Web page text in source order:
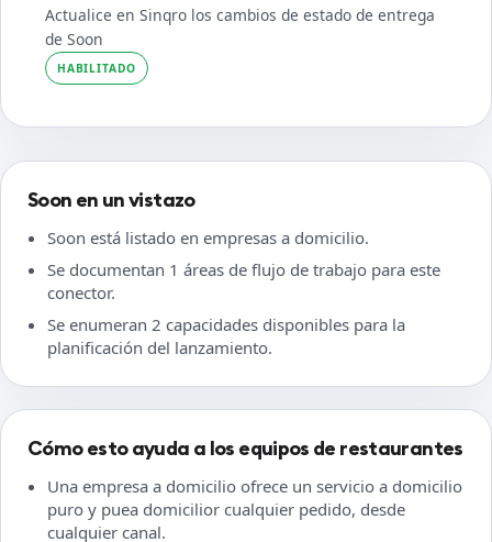
Actualice en Sinqro los cambios de estado de entrega
de Soon
HABILITADO
Soon en un vistazo
Soon está listado en empresas a domicilio.
Se documentan 1 áreas de flujo de trabajo para este
conector.
Se enumeran 2 capacidades disponibles para la
planificación del lanzamiento.
Cómo esto ayuda a los equipos de restaurantes
Una empresa a domicilio ofrece un servicio a domicilio
puro y puea domicilior cualquier pedido, desde
cualquier canal.